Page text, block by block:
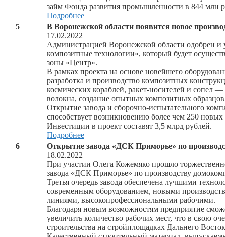
займ Фонда развития промышленности в 844 млн
Подробнее
5
В Воронежской области появится новое
17.02.2022
Администрацией Воронежской области одобрен
композитные технологии», который будет
зоны «Центр».
В рамках проекта на основе новейшего
разработка и производство композитных
космических кораблей, ракет-носителей и сопел
волокна, создание опытных композитных
Открытие завода и сборочно-испытательного
способствует возникновению более чем 250 новых
Инвестиции в проект составят 3,5 млрд рублей.
Подробнее
6
Открытие завода «ДСК Приморье» по
18.02.2022
При участии Олега Кожемяко прошло
завода «ДСК Приморье» по производству
Третья очередь завода обеспечена лучшими
современным оборудованием, новыми
линиями, высокопрофессиональными рабочими.
Благодаря новым возможностям предприятие
увеличить количество рабочих мест, что в свою
строительства на стройплощадках Дальнего